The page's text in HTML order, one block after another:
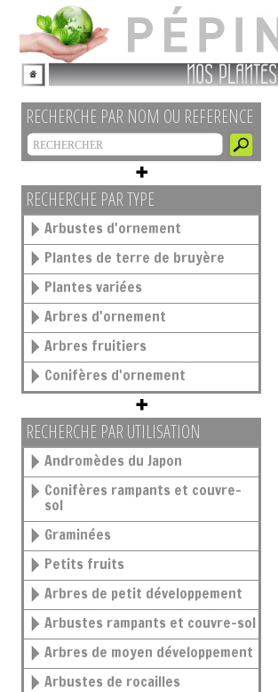
NOS PLANTES
RECHERCHE PAR NOM OU REFERENCE
RECHERCHE PAR TYPE
Arbustes d'ornement
Plantes de terre de bruyère
Plantes variées
Arbres d'ornement
Arbres fruitiers
Conifères d'ornement
RECHERCHE PAR UTILISATION
Andromèdes du Japon
Conifères rampants et couvre-
sol
Graminées
Petits fruits
Arbres de petit développement
Arbustes rampants et couvre-sol
Arbres de moyen développement
Arbustes de rocailles